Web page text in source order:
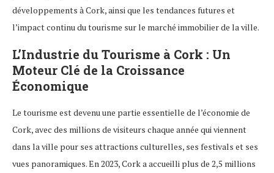
développements à Cork, ainsi que les tendances futures et
l’impact continu du tourisme sur le marché immobilier de la ville.
L’Industrie du Tourisme à Cork : Un
Moteur Clé de la Croissance
Économique
Le tourisme est devenu une partie essentielle de l’économie de
Cork, avec des millions de visiteurs chaque année qui viennent
dans la ville pour ses attractions culturelles, ses festivals et ses
vues panoramiques. En 2023, Cork a accueilli plus de 2,5 millions